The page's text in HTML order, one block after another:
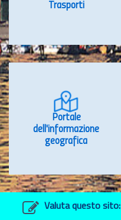
Trasporti
Portale
dell'informazione
geografica
Valuta questo sito: